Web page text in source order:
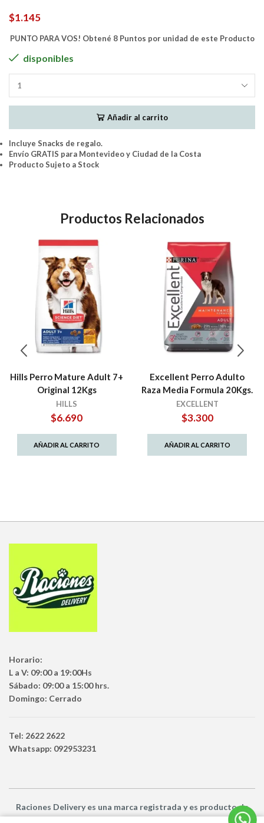
$1.145
PUNTO PARA VOS! Obtené 8 Puntos por unidad de este Producto
disponibles
MEAT
RAZA
cantidad
Añadir al carrito
Incluye Snacks de regalo.
Envío GRATIS para Montevideo y Ciudad de la Costa
Producto Sujeto a Stock
Productos Relacionados
Hills Perro Mature Adult 7+
Original 12Kgs
HILLS
$6.690
AÑADIR AL CARRITO
Excellent Perro Adulto
Raza Media Formula 20Kgs.
EXCELLENT
$3.300
AÑADIR AL CARRITO
Horario:
L a V: 09:00 a 19:00Hs
Sábado: 09:00 a 15:00 hrs.
Domingo: Cerrado
Tel: 2622 2622
Whatsapp: 092953231
Raciones Deliveryes una marca registrada y es productode
Netbuy Uruguay SRL -© Todos los derechos reservados